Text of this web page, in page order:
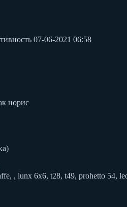
07-06-2021 06:58
норис
, lunx 6x6, t28, t49, prohetto 54,